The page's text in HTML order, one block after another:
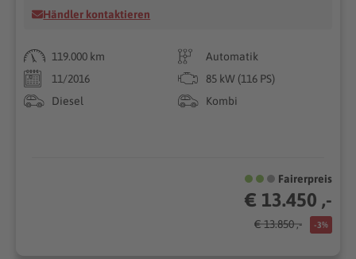
Händler kontaktieren
119.000 km
Automatik
11/2016
85 kW (116 PS)
Diesel
Kombi
Fairerpreis
€ 13.450 ,-
€ 13.850 ,- -3%